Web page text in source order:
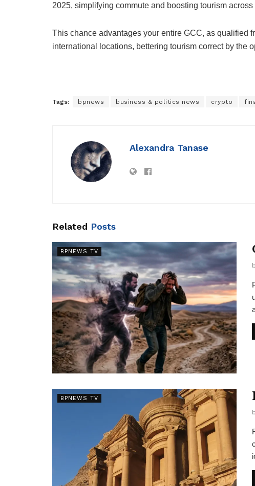
2025, simplifying commute and boosting tourism across
This chance advantages your entire GCC, as qualified
international locations, bettering tourism correct by the
Tags: bpnews business & politics news crypto
Alexandra Tanase
Related Posts
BPNEWS TV
BPNEWS TV